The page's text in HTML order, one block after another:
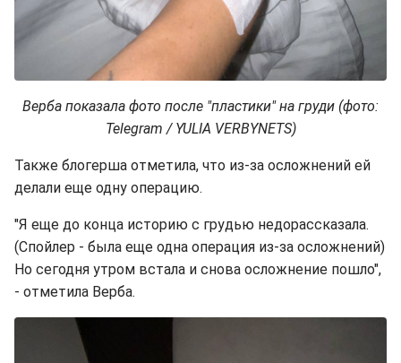
Верба показала фото после "пластики" на груди (фото:
Telegram / YULIA VERBYNETS)
Также блогерша отметила, что из-за осложнений ей
делали еще одну операцию.
"Я еще до конца историю с грудью недорассказала.
(Спойлер - была еще одна операция из-за осложнений)
Но сегодня утром встала и снова осложнение пошло",
- отметила Верба.